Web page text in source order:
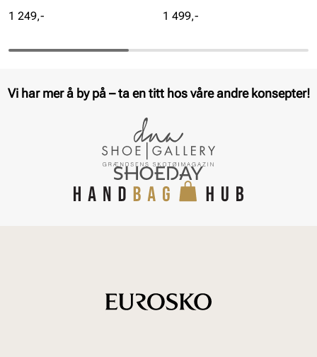
Pris
1 249,- Pris
1 499,-
Vi har mer å by på – ta en titt hos våre andre konsepter!